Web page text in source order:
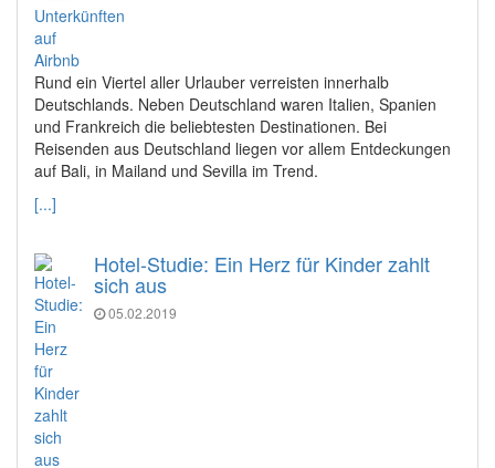
Rund ein Viertel aller Urlauber verreisten innerhalb
Deutschlands. Neben Deutschland waren Italien, Spanien
und Frankreich die beliebtesten Destinationen. Bei
Reisenden aus Deutschland liegen vor allem Entdeckungen
auf Bali, in Mailand und Sevilla im Trend.
[...]
Hotel-Studie: Ein Herz für Kinder zahlt
sich aus
05.02.2019